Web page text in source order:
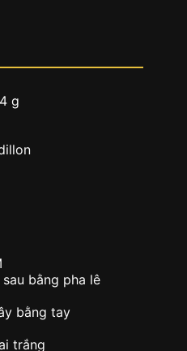
g
bằng pha lê
bằng tay
trắng